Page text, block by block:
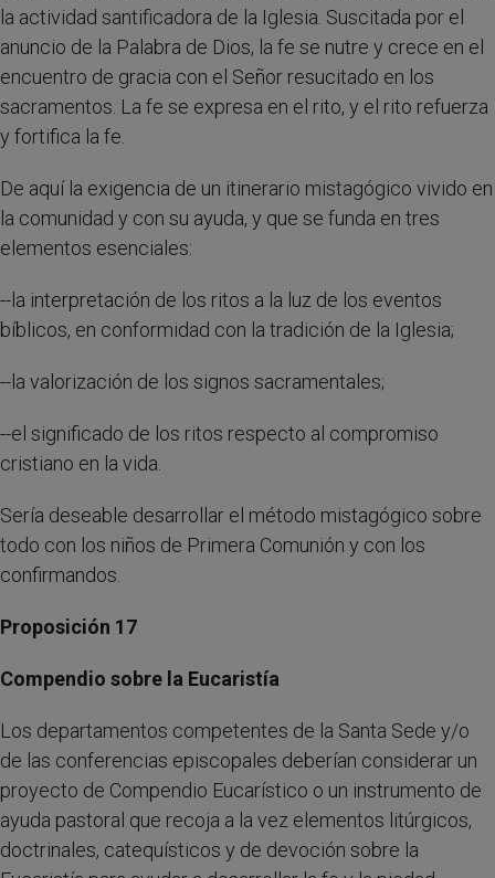
la actividad santificadora de la Iglesia. Suscitada por el
anuncio de la Palabra de Dios, la fe se nutre y crece en el
encuentro de gracia con el Señor resucitado en los
sacramentos. La fe se expresa en el rito, y el rito refuerza
y fortifica la fe.
De aquí la exigencia de un itinerario mistagógico vivido en
la comunidad y con su ayuda, y que se funda en tres
elementos esenciales:
--la interpretación de los ritos a la luz de los eventos
bíblicos, en conformidad con la tradición de la Iglesia;
--la valorización de los signos sacramentales;
--el significado de los ritos respecto al compromiso
cristiano en la vida.
Sería deseable desarrollar el método mistagógico sobre
todo con los niños de Primera Comunión y con los
confirmandos.
Proposición 17
Compendio sobre la Eucaristía
Los departamentos competentes de la Santa Sede y/o
de las conferencias episcopales deberían considerar un
proyecto de Compendio Eucarístico o un instrumento de
ayuda pastoral que recoja a la vez elementos litúrgicos,
doctrinales, catequísticos y de devoción sobre la